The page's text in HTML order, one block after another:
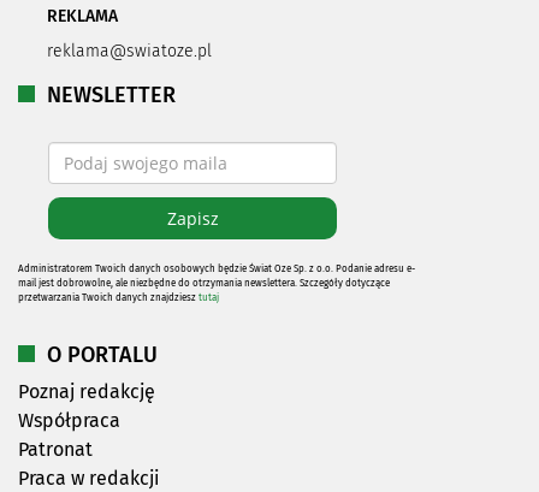
REKLAMA
reklama@swiatoze.pl
NEWSLETTER
Administratorem Twoich danych osobowych będzie Świat Oze Sp. z o.o. Podanie adresu e-
mail jest dobrowolne, ale niezbędne do otrzymania newslettera. Szczegóły dotyczące
przetwarzania Twoich danych znajdziesz tutaj
O PORTALU
Poznaj redakcję
Współpraca
Patronat
Praca w redakcji